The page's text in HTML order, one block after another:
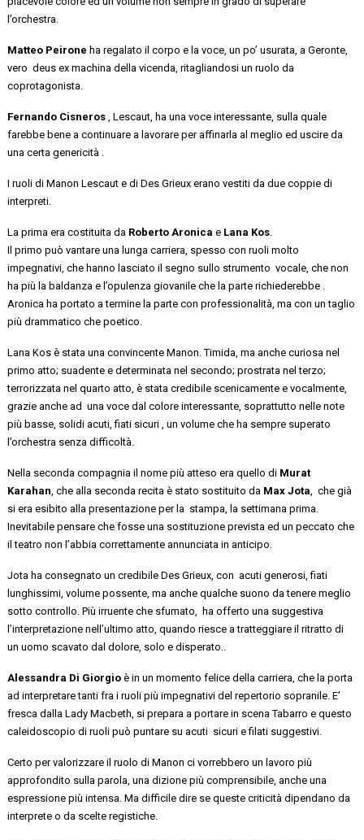
l’orchestra.
Matteo Peirone ha regalato il corpo e la voce, un po’ usurata, a Geronte,
vero deus ex machina della vicenda, ritagliandosi un ruolo da
coprotagonista.
Fernando Cisneros , Lescaut, ha unavoce interessante, sulla quale
farebbe bene a continuare a lavorareper affinarla al meglio ed uscire da
una certa genericità .
I ruoli di Manon Lescaut e diDes Grieuxerano vestiti da due coppie di
interpreti.
La prima era costituita da Roberto Aronica e Lana Kos.
Ilprimopuò vantare una lunga carriera, spesso con ruoli molto
impegnativi, che hanno lasciato il segno sullo strumento vocale, che non
ha più la baldanza e l’opulenza giovanile che la parte richiederebbe .
Aronica haportato a termine la partecon professionalità,ma con un taglio
più drammatico che poetico.
Lana Kos è stata una convincente Manon. Timida, ma anche curiosa nel
primo atto; suadente e determinata nel secondo; prostrata nel terzo;
terrorizzata nel quarto atto, è stata credibile scenicamente e vocalmente,
grazie anchead una voce dal colore interessante, soprattutto nelle note
più basse, solidi acuti, fiati sicuri , un volume che ha sempre superato
l’orchestra senza difficoltà.
Nella seconda compagnia il nome più atteso era quello di Murat
Karahan, che alla seconda recita è stato sostituito da MaxJota, che già
si era esibito alla presentazione per la stampa, la settimana prima.
Inevitabile pensare che fosse una sostituzione prevista ed un peccato che
il teatro non l’abbia correttamente annunciata in anticipo.
Jota ha consegnato un credibileDes Grieux, conacuti generosi, fiati
lunghissimi, volume possente, ma anche qualche suono da tenere meglio
sotto controllo. Più irruente che sfumato, ha offerto una suggestiva
l’interpretazionenell’ultimoatto, quando riesce atratteggiareil ritratto di
un uomo scavato dal dolore, solo edisperato..
Alessandra Di Giorgio è in un momento felice della carriera, che la porta
ad interpretare tanti fra i ruoli più impegnativi del repertorio sopranile. E’
fresca dalla Lady Macbeth, si prepara a portare in scena Tabarro e questo
caleidoscopio di ruoli può puntare suacuti sicuri e filati suggestivi.
Certo per valorizzare il ruolo di Manon ci vorrebbero un lavoro più
approfondito sulla parola, una dizione più comprensibile, anche una
espressione più intensa. Ma difficile dire se queste criticità dipendano da
interprete o da scelte registiche.